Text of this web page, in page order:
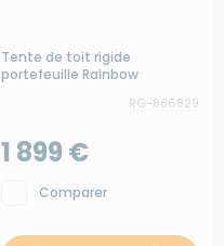
Tente de toit rigide
portefeuille Rainbow
RG-886829
1 899 €
Comparer